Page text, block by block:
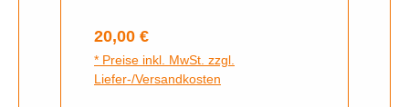
Regulärer Preis:
20,00 €
* Preise inkl. MwSt. zzgl.
Liefer-/Versandkosten